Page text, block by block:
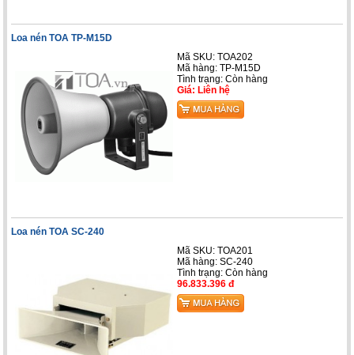
Loa nén TOA TP-M15D
Mã SKU: TOA202
Mã hàng: TP-M15D
Tình trạng: Còn hàng
Giá: Liên hệ
Loa nén TOA SC-240
Mã SKU: TOA201
Mã hàng: SC-240
Tình trạng: Còn hàng
96.833.396 đ